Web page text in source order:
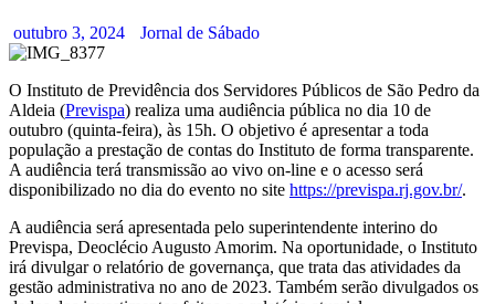
outubro 3, 2024 Jornal de Sábado
O Instituto de Previdência dos Servidores Públicos de São Pedro da
Aldeia (Previspa) realiza uma audiência pública no dia 10 de
outubro (quinta-feira), às 15h. O objetivo é apresentar a toda
população a prestação de contas do Instituto de forma transparente.
A audiência terá transmissão ao vivo on-line e o acesso será
disponibilizado no dia do evento no site https://previspa.rj.gov.br/.
A audiência será apresentada pelo superintendente interino do
Previspa, Deoclécio Augusto Amorim. Na oportunidade, o Instituto
irá divulgar o relatório de governança, que trata das atividades da
gestão administrativa no ano de 2023. Também serão divulgados os